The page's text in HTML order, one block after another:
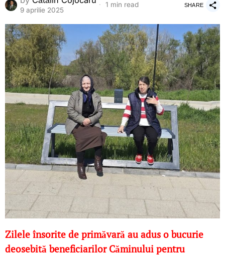
9 aprilie 2025
1 min read SHARE
Zilele însorite de primăvară au adus o bucurie
deosebită beneficiarilor Căminului pentru